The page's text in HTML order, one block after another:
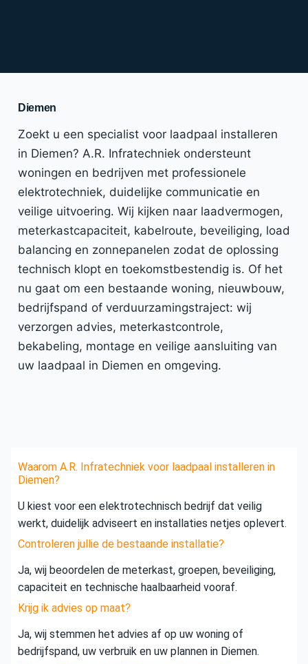
Diemen
Zoekt u een specialist voor laadpaal installeren
in Diemen? A.R. Infratechniek ondersteunt
woningen en bedrijven met professionele
elektrotechniek, duidelijke communicatie en
veilige uitvoering. Wij kijken naar laadvermogen,
meterkastcapaciteit, kabelroute, beveiliging, load
balancing en zonnepanelen zodat de oplossing
technisch klopt en toekomstbestendig is. Of het
nu gaat om een bestaande woning, nieuwbouw,
bedrijfspand of verduurzamingstraject: wij
verzorgen advies, meterkastcontrole,
bekabeling, montage en veilige aansluiting van
uw laadpaal in Diemen en omgeving.
Waarom A.R. Infratechniek voor laadpaal installeren in
Diemen?
U kiest voor een elektrotechnisch bedrijf dat veilig
werkt, duidelijk adviseert en installaties netjes oplevert.
Controleren jullie de bestaande installatie?
Ja, wij beoordelen de meterkast, groepen, beveiliging,
capaciteit en technische haalbaarheid vooraf.
Krijg ik advies op maat?
Ja, wij stemmen het advies af op uw woning of
bedrijfspand, uw verbruik en uw plannen in Diemen.